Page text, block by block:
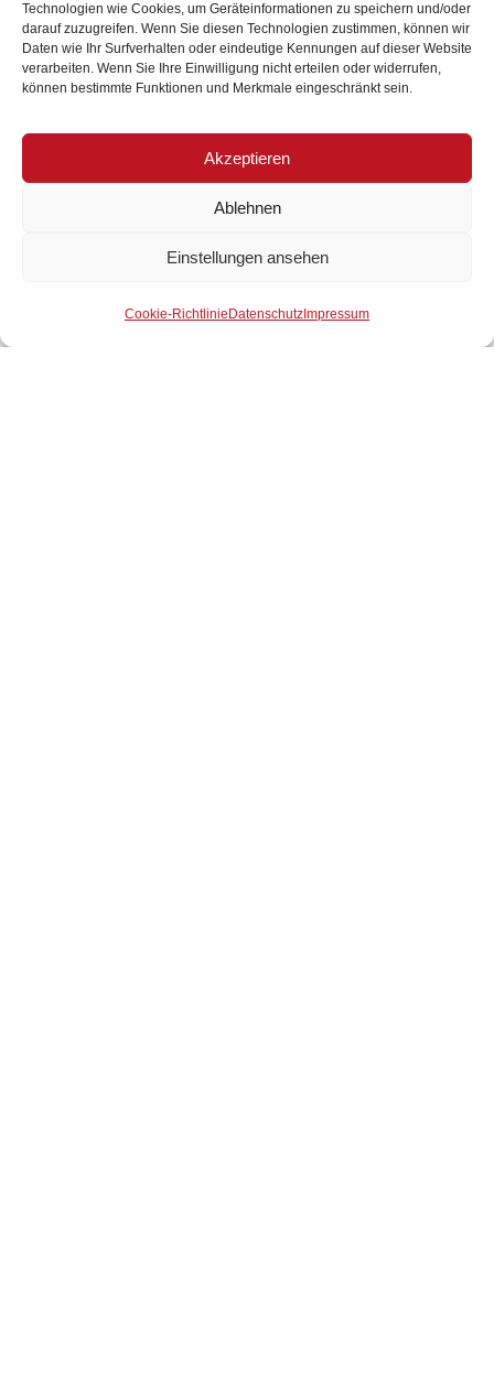
Technologien wie Cookies, um Geräteinformationen zu speichern und/oder
darauf zuzugreifen. Wenn Sie diesen Technologien zustimmen, können wir
Daten wie Ihr Surfverhalten oder eindeutige Kennungen auf dieser Website
verarbeiten. Wenn Sie Ihre Einwilligung nicht erteilen oder widerrufen,
können bestimmte Funktionen und Merkmale eingeschränkt sein.
Akzeptieren
Ablehnen
Einstellungen ansehen
Cookie-Richtlinie Datenschutz Impressum
Ferstlergasse 4
3100 St. Pölten
Telefon: 02742/9020-3000
E-Mail: office@wbnoe.at
Wir bemühen uns, Ihre Hinweise zeitnah zu prüfen und
Durchsetzungsverfahren
Barrierefreiheit der Website keine zufriedenstellende